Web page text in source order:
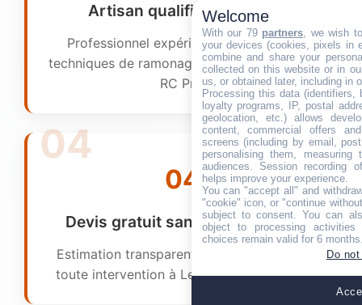
Artisan qualifié et assuré
Professionnel expérimenté, formé aux
techniques de ramonage et couvert par une
RC Pro.
04
Devis gratuit sans engagement
Estimation transparente et gratuite avant
toute intervention à Le Montsaugeonnais.
Welcome
With our 79 partners , we wish
your devices (cookies, pixels in
combine and share your
collected on this website or in
us, or obtained later, including in
Processing this data (identifiers,
loyalty programs, IP, postal
geolocation, etc.) allows
content, commercial offers
screens (including by email,
personalising them, measuring
audiences. Session recording
helps improve your experience.
You can "accept all" and
"cookie" icon, or "continue
subject to consent. You can
object to processing
choices remain valid for 6
Do